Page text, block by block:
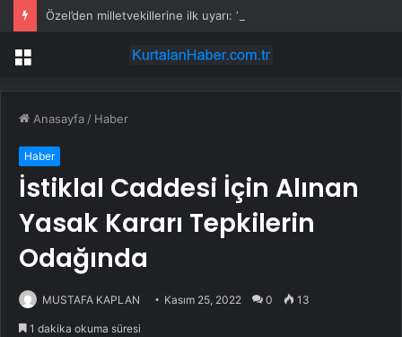
Menü
Anasayfa / Haber
Haber
İstiklal Caddesi İçin Alınan
Yasak Kararı Tepkilerin
Odağında
MUSTAFA KAPLAN Kasım 25, 2022 0 13
1 dakika okuma süresi